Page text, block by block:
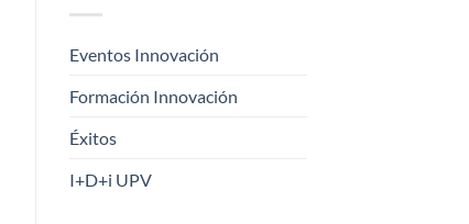
Eventos Innovación
Formación Innovación
Éxitos
I+D+i UPV